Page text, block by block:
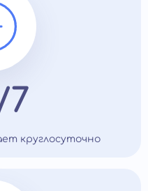
7
круглосуточно